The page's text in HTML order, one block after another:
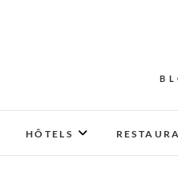
HÔTELS